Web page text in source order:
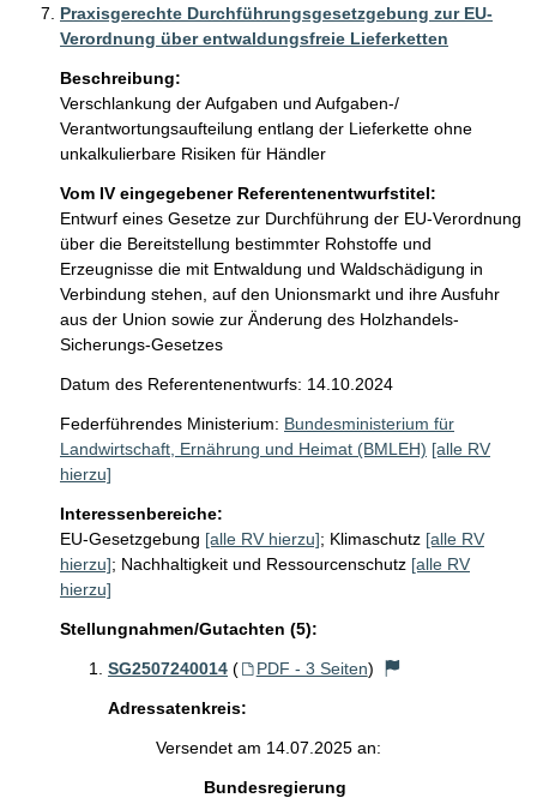
Praxisgerechte Durchführungsgesetzgebung zur EU-
Verordnung über entwaldungsfreie Lieferketten
Beschreibung:
Verschlankung der Aufgaben und Aufgaben-/
Verantwortungsaufteilung entlang der Lieferkette ohne
unkalkulierbare Risiken für Händler
Vom IV eingegebener Referentenentwurfstitel:
Entwurf eines Gesetze zur Durchführung der EU-Verordnung
über die Bereitstellung bestimmter Rohstoffe und
Erzeugnisse die mit Entwaldung und Waldschädigung in
Verbindung stehen, auf den Unionsmarkt und ihre Ausfuhr
aus der Union sowie zur Änderung des Holzhandels-
Sicherungs-Gesetzes
Datum des Referentenentwurfs: 14.10.2024
Federführendes Ministerium: Bundesministerium für
Landwirtschaft, Ernährung und Heimat (BMLEH) [alle RV
hierzu]
Interessenbereiche:
EU-Gesetzgebung [alle RV hierzu]; Klimaschutz [alle RV
hierzu]; Nachhaltigkeit und Ressourcenschutz [alle RV
hierzu]
Stellungnahmen/Gutachten (5):
SG2507240014 ( PDF - 3 Seiten)
Adressatenkreis:
Versendet am 14.07.2025 an:
Bundesregierung